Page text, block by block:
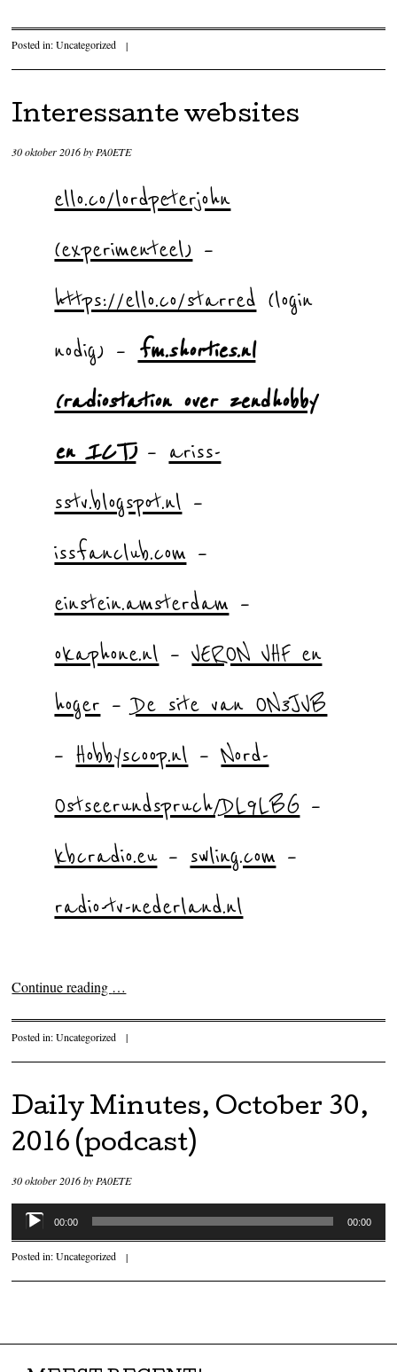
Posted in:Uncategorized |
Interessante websites
30 oktober 2016byPA0ETE
ello.co/lordpeterjohn
(experimenteel) –
https://ello.co/starred (login
nodig) – fm.shorties.nl
(radiostation over zendhobby
en ICT)– ariss-
sstv.blogspot.nl –
issfanclub.com –
einstein.amsterdam –
okaphone.nl –VERON VHF en
hoger –De site van ON3JVB
– Hobbyscoop.nl –Nord-
Ostseerundspruch/DL9LBG –
kbcradio.eu– swling.com –
radio-tv-nederland.nl
Continue reading …
Posted in:Uncategorized |
Daily Minutes, October 30,
2016 (podcast)
30 oktober 2016by PA0ETE
Audiospeler
00:00 00:00
Posted in:Uncategorized |